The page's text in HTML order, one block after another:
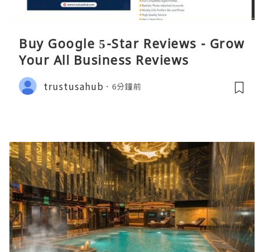
Buy Google 5-Star Reviews - Grow
Your All Business Reviews
trustusahub 6分鐘前